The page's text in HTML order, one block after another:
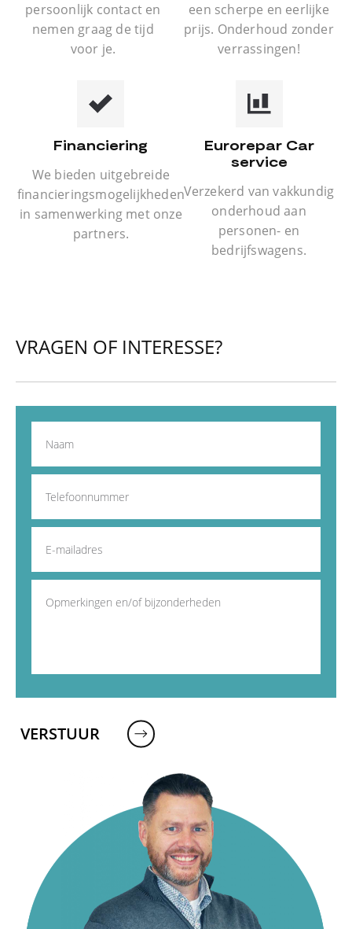
persoonlijk contact en
nemen graag de tijd
voor je.
een scherpe en eerlijke
prijs. Onderhoud zonder
verrassingen!
Financiering
We bieden uitgebreide
financieringsmogelijkheden
in samenwerking met onze
partners.
Eurorepar Car
service
Verzekerd van vakkundig
onderhoud aan
personen- en
bedrijfswagens.
VRAGEN OF INTERESSE?
VERSTUUR